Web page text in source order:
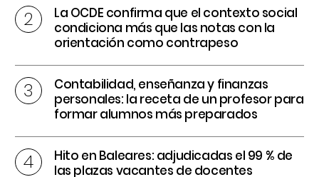
La OCDE confirma que el contexto social
condiciona más que las notas con la
orientación como contrapeso
Contabilidad, enseñanza y finanzas
personales: la receta de un profesor para
formar alumnos más preparados
Hito en Baleares: adjudicadas el 99 % de
las plazas vacantes de docentes